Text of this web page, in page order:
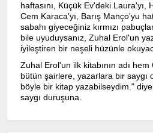
haftasını, Küçük Ev'deki Laura'yı,
Cem Karaca'yı, Barış Manço'yu
sabahı giyeceğiniz kırmızı
bile uyuduysanız, Zuhal Erol'un
iyileştiren bir neşeli hüzünle
Zuhal Erol'un ilk kitabının adı
bütün şairlere, yazarlara bir saygı
böyle bir kitap yazabilseydim."
saygı duruşuna.